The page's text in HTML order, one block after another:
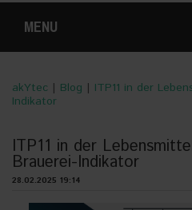
MENU
akYtec | Blog | ITP11 in der
Indikator
ITP11 in der
Brauerei-Indikator
28.02.2025 19:14